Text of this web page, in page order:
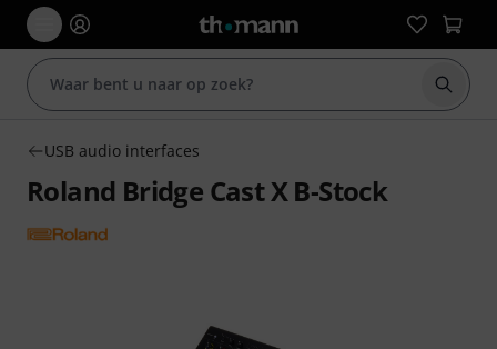
Zoek
USB audio interfaces
Roland Bridge Cast X B-Stock